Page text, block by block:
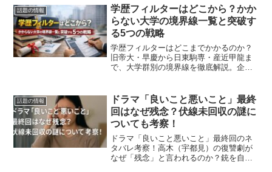
仁さまの未来に関わる重要論点を分かり
やすくまとめました。
話題の情報
学歴フィルターはどこから？かか
らない大学の境界線一覧と突破す
る5つの戦略
学歴フィルターはどこまでかかるのか？
旧帝大・早慶から日東駒専・産近甲龍ま
で、大学群別の境界線を徹底解説。企業
の5つの突破戦略を網羅した就活生必見の
ガイドです。
話題の情報
ドラマ「良いこと悪いこと」最終
回はなぜ残念？伏線未回収の謎に
ついても考察！
ドラマ「良いこと悪いこと」最終回のネ
タバレ考察！高木（宇都見）の復讐劇が
なぜ「残念」と言われるのか？銃を自分